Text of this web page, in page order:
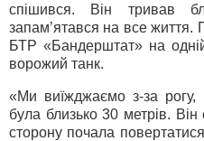
спішився. Він тривав
запам’ятався на все життя.
БТР «Бандерштат» на
ворожий танк.
«Ми виїжджаємо з-за рогу,
була близько 30 метрів.
сторону почала